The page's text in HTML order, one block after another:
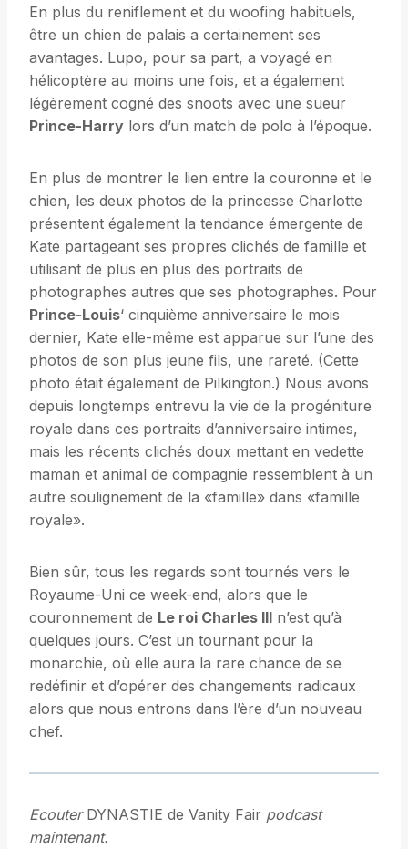
En plus du reniflement et du woofing habituels,
être un chien de palais a certainement ses
avantages. Lupo, pour sa part, a voyagé en
hélicoptère au moins une fois, et a également
légèrement cogné des snoots avec une sueur
Prince-Harry lors d’un match de polo à l’époque.
En plus de montrer le lien entre la couronne et le
chien, les deux photos de la princesse Charlotte
présentent également la tendance émergente de
Kate partageant ses propres clichés de famille et
utilisant de plus en plus des portraits de
photographes autres que ses photographes. Pour
Prince-Louis‘ cinquième anniversaire le mois
dernier, Kate elle-même est apparue sur l’une des
photos de son plus jeune fils, une rareté. (Cette
photo était également de Pilkington.) Nous avons
depuis longtemps entrevu la vie de la progéniture
royale dans ces portraits d’anniversaire intimes,
mais les récents clichés doux mettant en vedette
maman et animal de compagnie ressemblent à un
autre soulignement de la «famille» dans «famille
royale».
Bien sûr, tous les regards sont tournés vers le
Royaume-Uni ce week-end, alors que le
couronnement de Le roi Charles III n’est qu’à
quelques jours. C’est un tournant pour la
monarchie, où elle aura la rare chance de se
redéfinir et d’opérer des changements radicaux
alors que nous entrons dans l’ère d’un nouveau
chef.
EcouterDYNASTIE de Vanity Fair podcast
maintenant.